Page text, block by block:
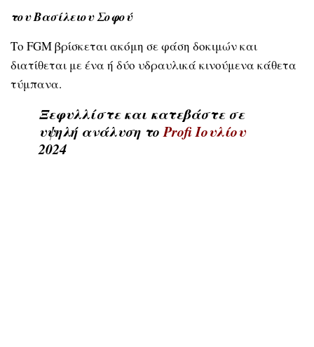
του Βασίλειου Σοφού
Το FGM βρίσκεται ακόμη σε φάση δοκιμών και
διατίθεται με ένα ή δύο υδραυλικά κινούμενα κάθετα
τύμπανα.
Ξεφυλλίστε και κατεβάστε σε
υψηλή ανάλυση τοProfi Ιουλίου
2024